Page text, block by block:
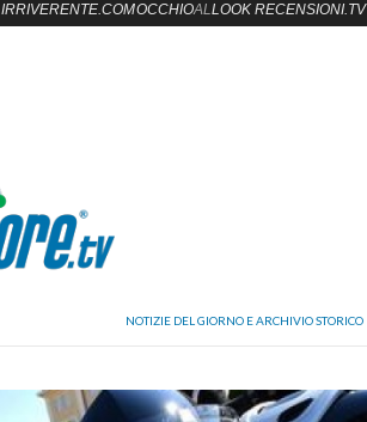
IRRIVERENTE.COMOCCHIOALLOOK RECENSIONI.TV